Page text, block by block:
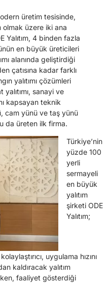
üretim tesisinde,
olmak üzere iki ana
Yalıtım, 4 binden fazla
en büyük üreticileri
alanında geliştirdiği
çatısına kadar farklı
yalıtımı çözümleri
sanayi ve
kapsayan teknik
cam yünü ve taş yünü
da üreten ilk firma.
Türkiye’nin
yüzde 100
yerli
sermayeli
en büyük
yalıtım
şirketi ODE
Yalıtım;
uygulama hızını
kaldıracak yalıtım
faaliyet gösterdiği